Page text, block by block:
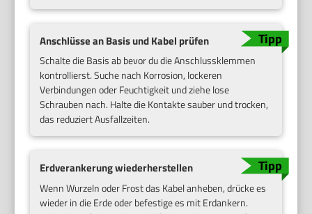
Anschlüsse an Basis und Kabel prüfen
Schalte die Basis ab bevor du die Anschlussklemmen
kontrollierst. Suche nach Korrosion, lockeren
Verbindungen oder Feuchtigkeit und ziehe lose
Schrauben nach. Halte die Kontakte sauber und trocken,
das reduziert Ausfallzeiten.
Erdverankerung wiederherstellen
Wenn Wurzeln oder Frost das Kabel anheben, drücke es
wieder in die Erde oder befestige es mit Erdankern.